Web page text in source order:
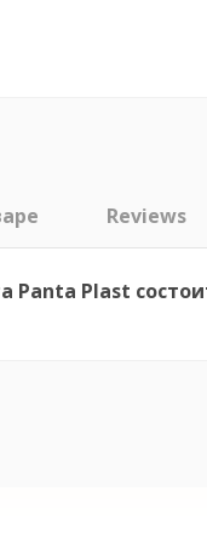
Reviews
Panta Plast